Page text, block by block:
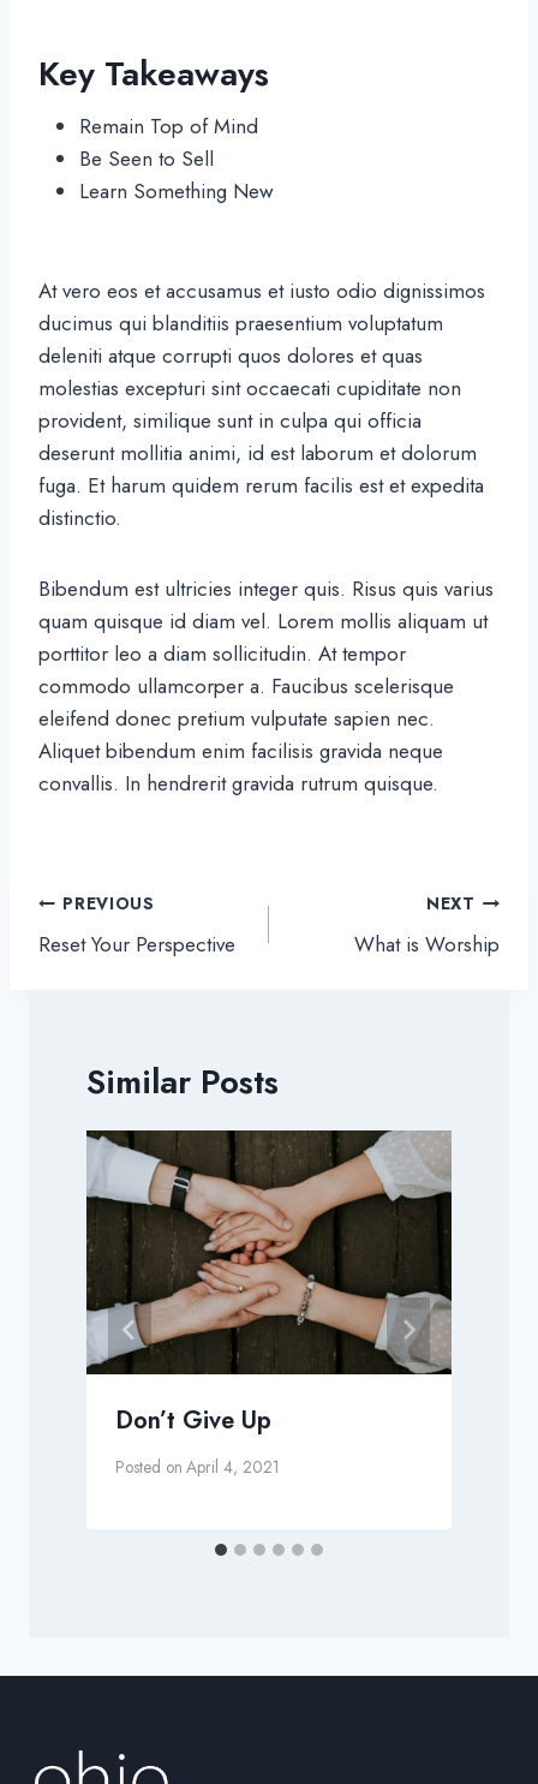
Key Takeaways
Remain Top of Mind
Be Seen to Sell
Learn Something New
At vero eos et accusamus et iusto odio dignissimos
ducimus qui blanditiis praesentium voluptatum
deleniti atque corrupti quos dolores et quas
molestias excepturi sint occaecati cupiditate non
provident, similique sunt in culpa qui officia
deserunt mollitia animi, id est laborum et dolorum
fuga. Et harum quidem rerum facilis est et expedita
distinctio.
Bibendum est ultricies integer quis. Risus quis varius
quam quisque id diam vel. Lorem mollis aliquam ut
porttitor leo a diam sollicitudin. At tempor
commodo ullamcorper a. Faucibus scelerisque
eleifend donec pretium vulputate sapien nec.
Aliquet bibendum enim facilisis gravida neque
convallis. In hendrerit gravida rutrum quisque.
Post
navigation
PREVIOUS
Reset Your Perspective
NEXT
What is Worship
Similar Posts
Don’t Give Up
Posted on April 4, 2021